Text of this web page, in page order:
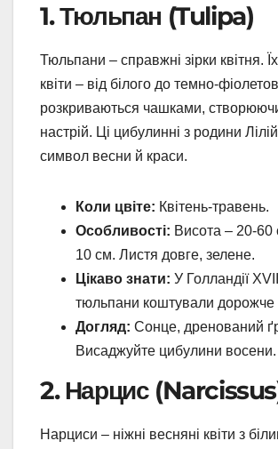
1. Тюльпан (Tulipa)
Тюльпани – справжні зірки квітня.
квіти – від білого до темно-
розкриваються чашками,
настрій. Ці цибулинні з родини
символ весни й краси.
Коли цвіте: Квітень-травень.
Особливості: Висота – 20-60
10 см. Листя довге, зелене.
Цікаво знати: У Голландії
тюльпани коштували дорожче
Догляд: Сонце, дренований
Висаджуйте цибулини восени.
2. Нарцис
Нарциси – ніжні весняні квіти з